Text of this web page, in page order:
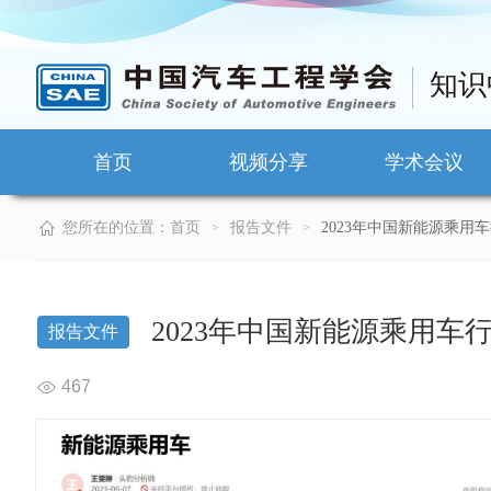
知
首页 视频分享 学术会议
您所在的位置： 首页 > 报告文件 > 2023年中国新能源乘用
报告文件 2023年中国新能源乘用车
467